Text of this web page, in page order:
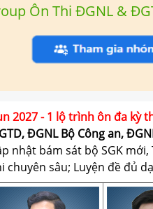
Ôn Thi ĐGNL &
2027 - 1 lộ trình ôn đa kỳ
ĐGNL Bộ Công an,
nhật bám sát bộ SGK
chuyên sâu; Luyện đề đủ